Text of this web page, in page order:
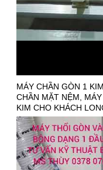
MÁY CHẦN GÒN 1
CHẦN MẶT NỆM,
KIM CHO KHÁCH